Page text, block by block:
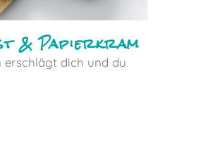
& Papierkram
erschlägt dich und du